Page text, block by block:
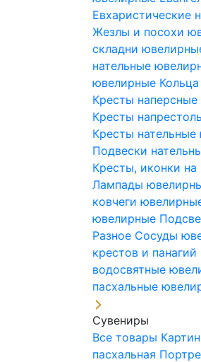
Евхаристические
Жезлы и посохи
складни
нательные
ювелирные
Кресты
Кресты
Кресты
Подвески
Кресты, иконки
Лампады
ковчеги
ювелирные
Разное Сосуды
крестов и панагий
водосвятные
пасхальные
Сувениры
Все товары
пасхальная